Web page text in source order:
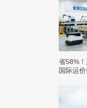
省58%
国际运